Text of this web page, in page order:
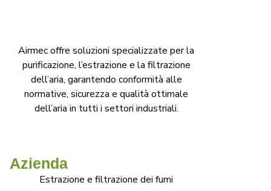
Airmec offre soluzioni specializzate per la
purificazione, l’estrazione e la filtrazione
dell’aria, garantendo conformità alle
normative, sicurezza e qualità ottimale
dell’aria in tutti i settori industriali.
Azienda
Estrazione e filtrazione dei fumi